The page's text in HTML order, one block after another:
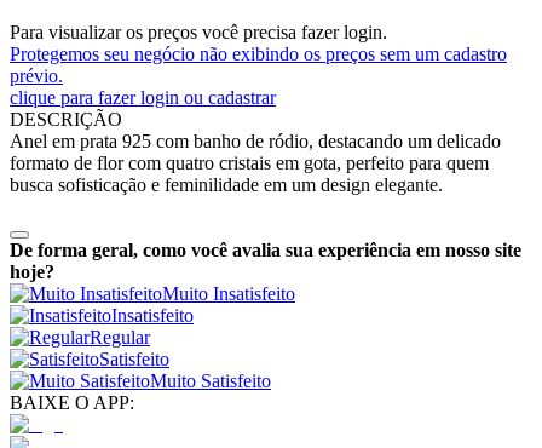
Para visualizar os preços você precisa fazer login.
Protegemos seu negócio não exibindo os preços sem um cadastro
prévio.
clique para fazer login ou cadastrar
DESCRIÇÃO
Anel em prata 925 com banho de ródio, destacando um delicado
formato de flor com quatro cristais em gota, perfeito para quem
busca sofisticação e feminilidade em um design elegante.
De forma geral, como você avalia sua experiência em nosso site
hoje?
Muito Insatisfeito
Insatisfeito
Regular
Satisfeito
Muito Satisfeito
BAIXE O APP: